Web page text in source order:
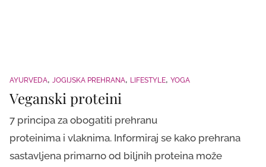
AYURVEDA JOGIJSKA PREHRANA LIFESTYLE YOGA
Veganski proteini
7 principa za obogatiti prehranu
proteinima i vlaknima. Informiraj se kako prehrana
sastavljena primarno od biljnih proteina može